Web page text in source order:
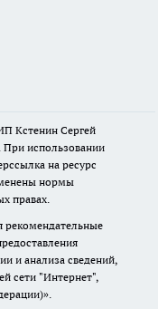
Кстенин Сергей
При использовании
на ресурс
нормы
правах.
и анализа сведений,
сети "Интернет",